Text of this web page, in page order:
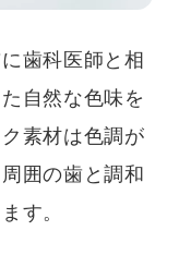
歯科医師と相
自然な色味を
素材は色調が
囲の歯と調和
す。